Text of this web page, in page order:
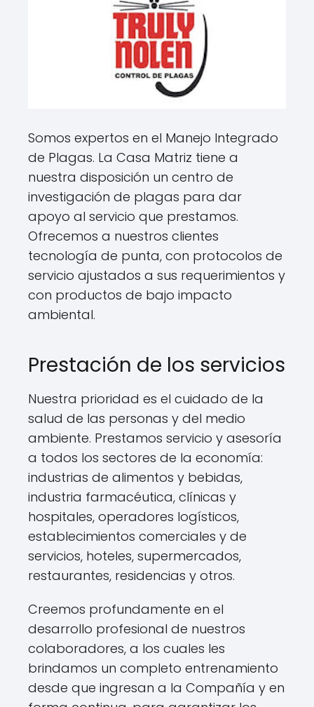
Somos expertos en el Manejo Integrado
de Plagas. La Casa Matriz tiene a
nuestra disposición un centro de
investigación de plagas para dar
apoyo al servicio que prestamos.
Ofrecemos a nuestros clientes
tecnología de punta, con protocolos de
servicio ajustados a sus requerimientos y
con productos de bajo impacto
ambiental.
Prestación de los servicios
Nuestra prioridad es el cuidado de la
salud de las personas y del medio
ambiente. Prestamos servicio y asesoría
a todos los sectores de la economía:
industrias de alimentos y bebidas,
industria farmacéutica, clínicas y
hospitales, operadores logísticos,
establecimientos comerciales y de
servicios, hoteles, supermercados,
restaurantes, residencias y otros.
Creemos profundamente en el
desarrollo profesional de nuestros
colaboradores, a los cuales les
brindamos un completo entrenamiento
desde que ingresan a la Compañía y en